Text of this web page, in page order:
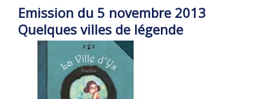
Emission du 5 novembre 2013
Quelques villes de légende